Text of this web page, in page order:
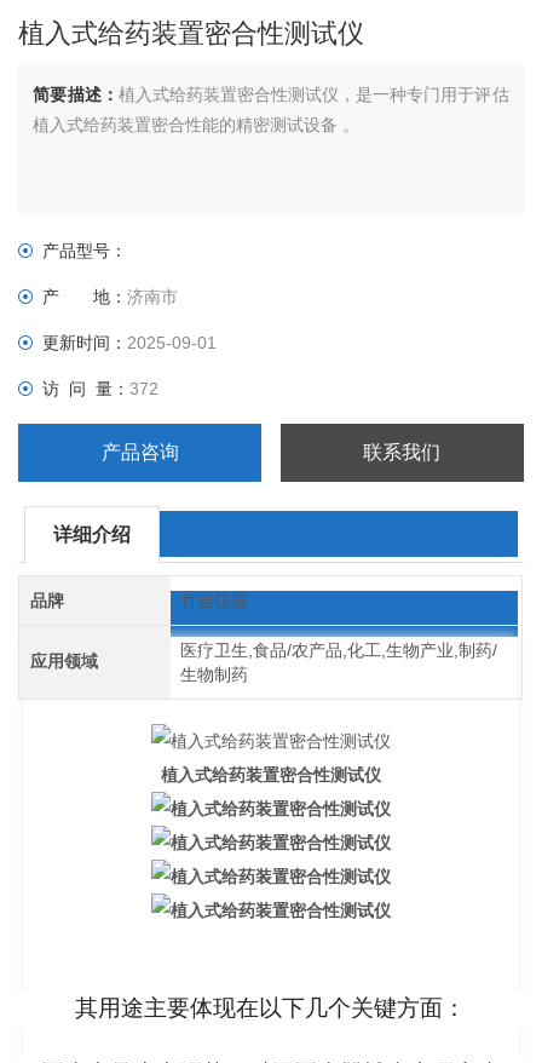
植入式给药装置密合性测试仪
简要描述： 植入式给药装置密合性测试仪，是一种专门用于评估
植入式给药装置密合性能的精密测试设备 。
产品型号：
产 地：济南市
更新时间：2025-09-01
访 问 量：372
产品咨询 联系我们
详细介绍
品牌 竹岩仪器
应用领域
医疗卫生,食品/农产品,化工,生物产业,制药/
生物制药
植入式给药装置密合性测试仪
其用途主要体现在以下几个关键方面：